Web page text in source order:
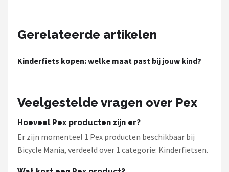
Gerelateerde artikelen
Kinderfiets kopen: welke maat past bij jouw kind?
Veelgestelde vragen over Pex
Hoeveel Pex producten zijn er?
Er zijn momenteel 1 Pex producten beschikbaar bij
Bicycle Mania, verdeeld over 1 categorie: Kinderfietsen.